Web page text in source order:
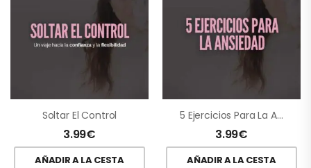
Soltar El Control
3.99€
AÑADIR A LA CESTA
5 Ejercicios Para La Ansiedad
3.99€
AÑADIR A LA CESTA